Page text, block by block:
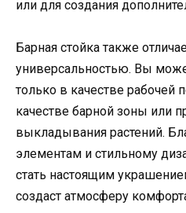
или для создания
Барная стойка также
универсальностью. Вы
только в качестве рабочей
качестве барной зоны или
выкладывания растений.
элементам и стильному
стать настоящим
создаст атмосферу